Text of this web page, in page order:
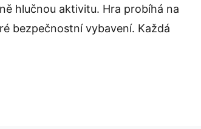
hlučnou aktivitu. Hra probíhá na
bezpečnostní vybavení. Každá